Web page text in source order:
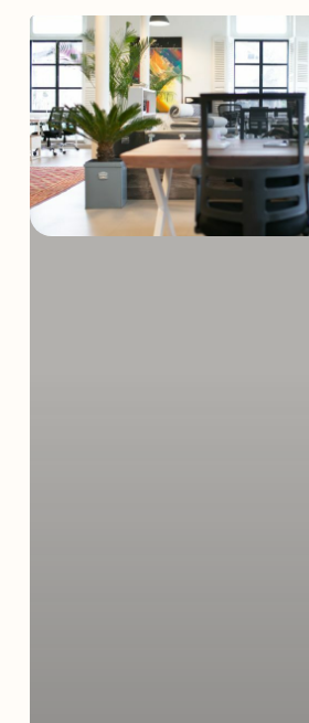
Mettre
en
place
le
droit
à
la